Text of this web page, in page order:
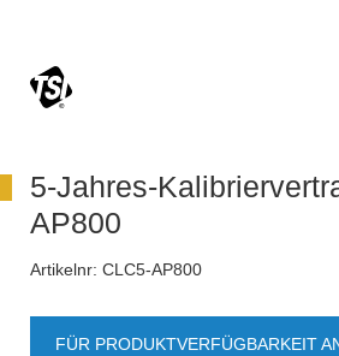
5-Jahres-
AP800
Artikelnr: CLC5-AP800
FÜR PRODUKTVERFÜGBARKEIT